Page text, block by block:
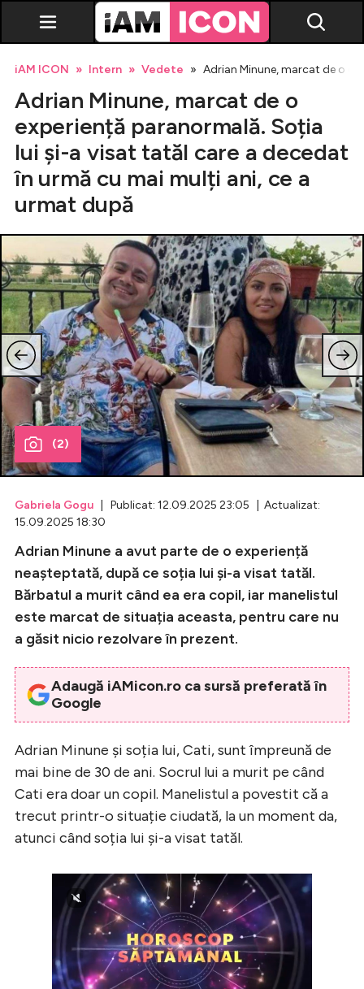
Vedete
Breaking news
Evenimente
Emisiuni TV
Horoscop
Lifestyle
Celebrități
Breaking News
Intră în cont
iAM ICON Intern Vedete Adrian Minune, marcat de o
Adrian Minune, marcat de o
experiență paranormală. Soția
lui și-a visat tatăl care a decedat
în urmă cu mai mulți ani, ce a
urmat după
(2)
Gabriela Gogu | Publicat: 12.09.2025 23:05 | Actualizat:
15.09.2025 18:30
Adrian Minune a avut parte de o experiență
neașteptată, după ce soția lui și-a visat tatăl.
Bărbatul a murit când ea era copil, iar manelistul
este marcat de situația aceasta, pentru care nu
a găsit nicio rezolvare în prezent.
Adaugă iAMicon.ro ca sursă preferată în
Google
Adrian Minune și soția lui, Cati, sunt împreună de
mai bine de 30 de ani. Socrul lui a murit pe când
Cati era doar un copil. Manelistul a povestit că a
trecut printr-o situație ciudată, la un moment da,
atunci când soția lui și-a visat tatăl.